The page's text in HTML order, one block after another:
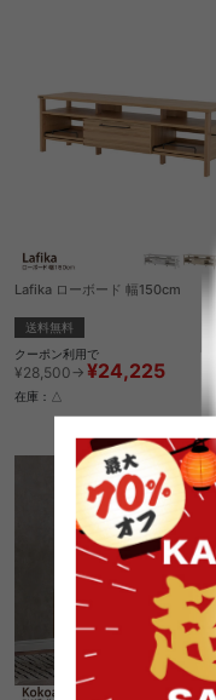
Lafika ローボード 幅150cm
送料無料
クーポン利用で
¥28,500→ ¥24,225
在庫：△